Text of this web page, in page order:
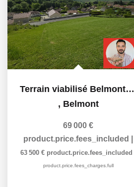
Terrain viabilisé Belmont 1004 m2
, Belmont
69 000 €
product.price.fees_included
63 500 € product.price.fees_included
product.price.fees_charges.full